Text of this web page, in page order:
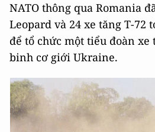
NATO thông qua Romania
Leopard và 24 xe tăng T-72
để tổ chức một tiểu đoàn xe
binh cơ giới Ukraine.